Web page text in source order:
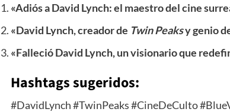
«Adiós a David Lynch: el maestro del cine
«David Lynch, creador de Twin Peaksy genio
«Falleció David Lynch, un visionario que
Hashtags sugeridos:
#DavidLynch #TwinPeaks #CineDeCulto